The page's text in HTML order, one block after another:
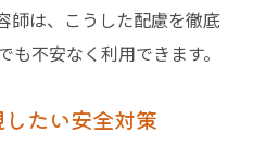
師は、こうした配慮を徹底
不安なく利用できます。
たい安全対策